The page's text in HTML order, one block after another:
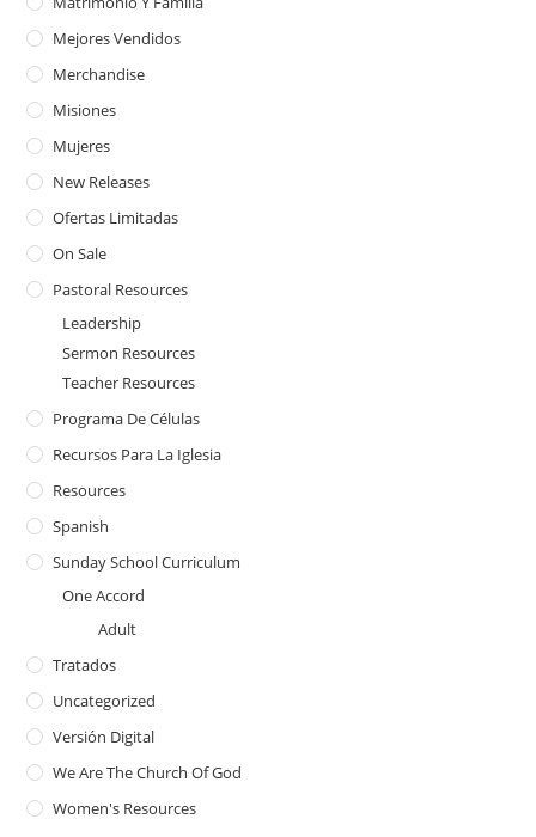
Mejores Vendidos
Merchandise
Misiones
Mujeres
New Releases
Ofertas Limitadas
On Sale
Pastoral Resources
Leadership
Sermon Resources
Teacher Resources
Programa De Células
Recursos Para La Iglesia
Resources
Spanish
Sunday School Curriculum
One Accord
Adult
Tratados
Uncategorized
Versión Digital
We Are The Church Of God
Women's Resources